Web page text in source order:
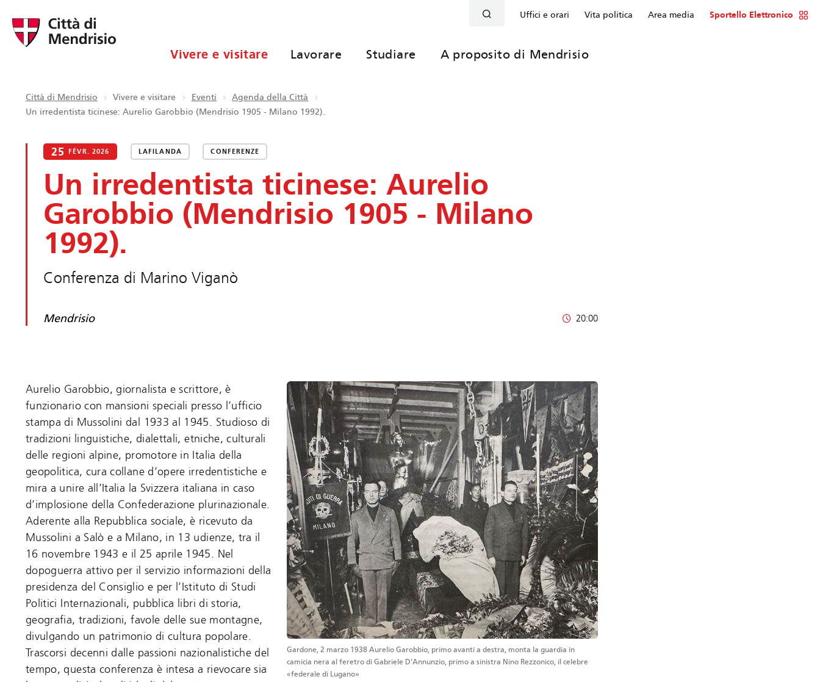
Uffici e orari Vita politica Area media Sportello Elettronico
Vivere e visitare Lavorare Studiare A proposito di Mendrisio
Città di Mendrisio Vivere e visitare Eventi
Agenda della Città
Un irredentista ticinese: Aurelio Garobbio (Mendrisio 1905 - Milano 1992).
25 FÉVR. 2026 LAFILANDA CONFERENZE
Un irredentista ticinese: Aurelio
Garobbio (Mendrisio 1905 - Milano
1992).
Conferenza di Marino Viganò
Mendrisio 20:00
Gardone, 2 marzo 1938 Aurelio Garobbio, primo avanti a destra, monta la guardia in
camicia nera al feretro di Gabriele D’Annunzio, primo a sinistra Nino Rezzonico, il celebre
«federale di Lugano»
Aurelio Garobbio, giornalista e scrittore, è
funzionario con mansioni speciali presso l’ufficio
stampa di Mussolini dal 1933 al 1945. Studioso di
tradizioni linguistiche, dialettali, etniche, culturali
delle regioni alpine, promotore in Italia della
geopolitica, cura collane d’opere irredentistiche e
mira a unire all’Italia la Svizzera italiana in caso
d’implosione della Confederazione plurinazionale.
Aderente alla Repubblica sociale, è ricevuto da
Mussolini a Salò e a Milano, in 13 udienze, tra il
16 novembre 1943 e il 25 aprile 1945. Nel
dopoguerra attivo per il servizio informazioni della
presidenza del Consiglio e per l’Istituto di Studi
Politici Internazionali, pubblica libri di storia,
geografia, tradizioni, favole delle sue montagne,
divulgando un patrimonio di cultura popolare.
​​​​​​​Trascorsi decenni dalle passioni nazionalistiche del
tempo, questa conferenza è intesa a rievocare sia